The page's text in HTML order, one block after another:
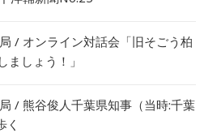
/ オンライン対話会「旧そごう柏
ましょう！」
/ 熊谷俊人千葉県知事（当時:千葉
く